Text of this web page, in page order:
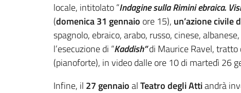
locale, intitolato “Indagine sulla Rimini ebraica.
(domenica 31 gennaio ore 15), un’azione civile
spagnolo, ebraico, arabo, russo, cinese,
l’esecuzione di “Kaddish”di Maurice Ravel, tratto
(pianoforte), in video dalle ore 10 di martedì 26
Infine, il 27 gennaioalTeatro degli Attiandrà